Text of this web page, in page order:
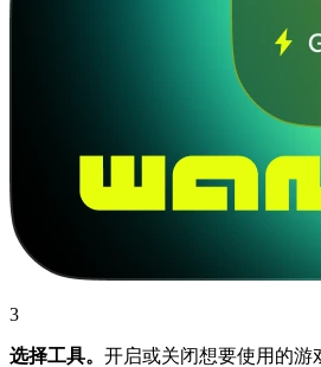
3
选择工具。 开启或关闭想要使用的游